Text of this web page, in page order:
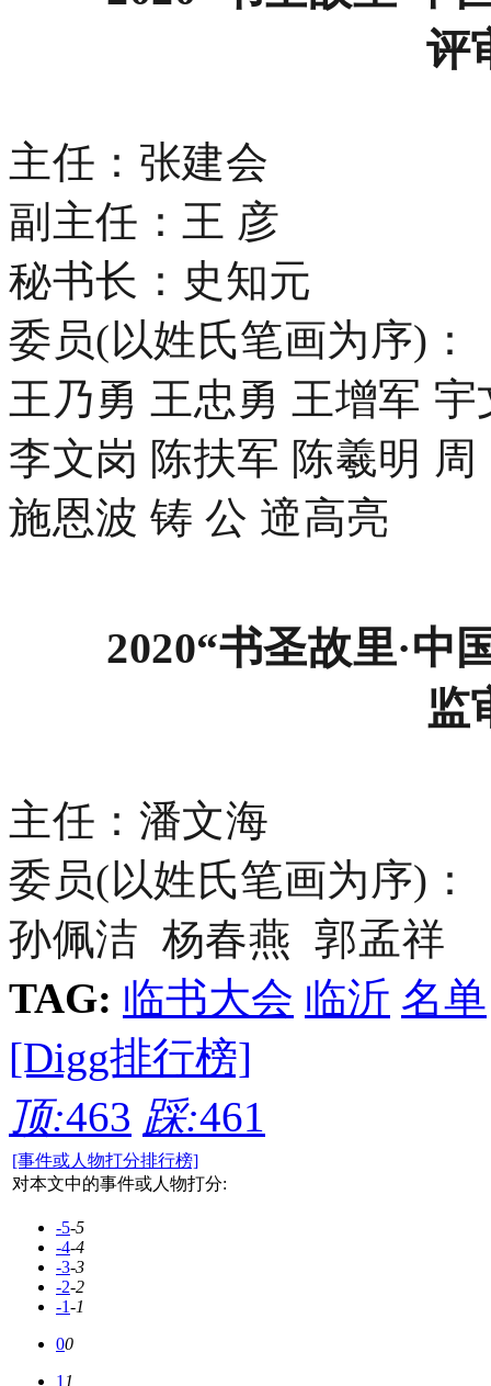
评
主任：张建会
副主任：王 彦
秘书长：史知元
委员(以姓氏笔画为序)：
王乃勇 王忠勇 王增军 宇
李文岗 陈扶军 陈羲明 周
施恩波 铸 公 遆高亮
2020“书圣故里·中
监
主任：潘文海
委员(以姓氏笔画为序)：
孙佩洁 杨春燕 郭孟祥
TAG: 临书大会 临沂 名单
[Digg排行榜]
顶:463 踩:461
[事件或人物打分排行榜]
对本文中的事件或人物打分:
-5-5
-4-4
-3-3
-2-2
-1-1
00
11